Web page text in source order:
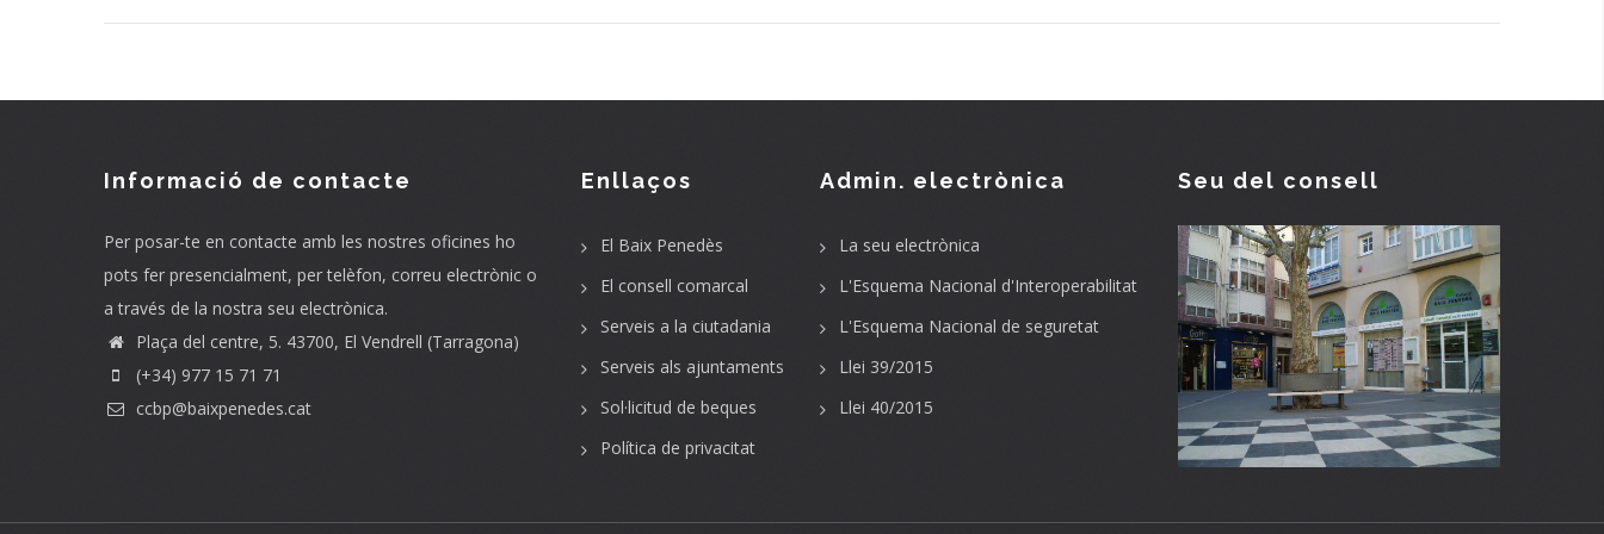
Informació de contacte
Per posar-te en contacte amb les nostres oficines ho
pots fer presencialment, per telèfon, correu electrònic o
a través de la nostra seu electrònica.
Plaça del centre, 5. 43700, El Vendrell (Tarragona)
(+34) 977 15 71 71
ccbp@baixpenedes.cat
Enllaços
El Baix Penedès
El consell comarcal
Serveis a la ciutadania
Serveis als ajuntaments
Sol·licitud de beques
Política de privacitat
Admin. electrònica
La seu electrònica
L'Esquema Nacional d'Interoperabilitat
L'Esquema Nacional de seguretat
Llei 39/2015
Llei 40/2015
Seu del consell